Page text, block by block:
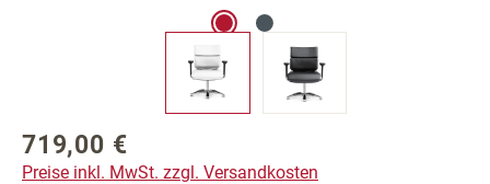
Regulärer Preis:
719,00 €
Preise inkl. MwSt. zzgl. Versandkosten